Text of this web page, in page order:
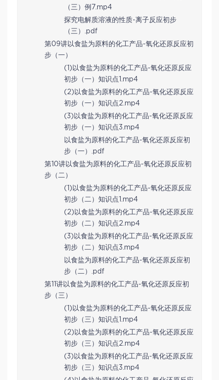
（三）例7.mp4
探究电解质溶液的性质-离子反应初步
（三）.pdf
第09讲以食盐为原料的化工产品-氧化还原反应初
步（一）
(1)以食盐为原料的化工产品-氧化还原反应
初步（一）知识点1.mp4
(2)以食盐为原料的化工产品-氧化还原反应
初步（一）知识点2.mp4
(3)以食盐为原料的化工产品-氧化还原反应
初步（一）知识点3.mp4
以食盐为原料的化工产品-氧化还原反应初
步（一）.pdf
第10讲以食盐为原料的化工产品-氧化还原反应初
步（二）
(1)以食盐为原料的化工产品-氧化还原反应
初步（二）知识点1.mp4
(2)以食盐为原料的化工产品-氧化还原反应
初步（二）知识点2.mp4
(3)以食盐为原料的化工产品-氧化还原反应
初步（二）知识点3.mp4
以食盐为原料的化工产品-氧化还原反应初
步（二）.pdf
第11讲以食盐为原料的化工产品-氧化还原反应初
步（三）
(1)以食盐为原料的化工产品-氧化还原反应
初步（三）知识点1.mp4
(2)以食盐为原料的化工产品-氧化还原反应
初步（三）知识点2.mp4
(3)以食盐为原料的化工产品-氧化还原反应
初步（三）知识点3.mp4